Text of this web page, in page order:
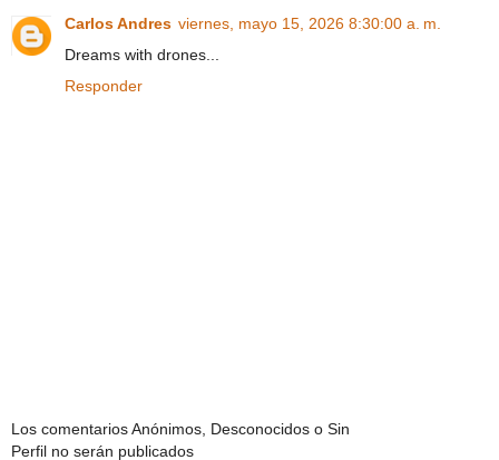
Carlos Andres viernes, mayo 15, 2026 8:30:00 a. m.
Dreams with drones...
Responder
Los comentarios Anónimos, Desconocidos o Sin
Perfil no serán publicados